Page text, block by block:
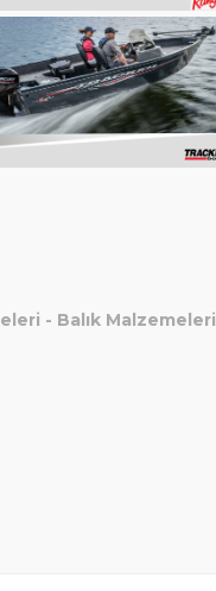
- Balık Malzemeleri